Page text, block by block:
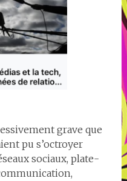
grave que
pu s’octroyer
sociaux, plate-